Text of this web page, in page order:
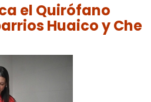
el Quirófano
Huaico y Che